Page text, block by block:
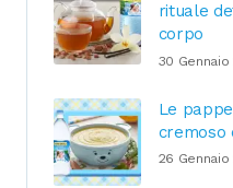
rituale
corpo
30 Gennaio
Le
cremoso
26 Gennaio